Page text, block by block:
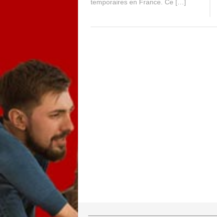
temporaires en France. Ce […]